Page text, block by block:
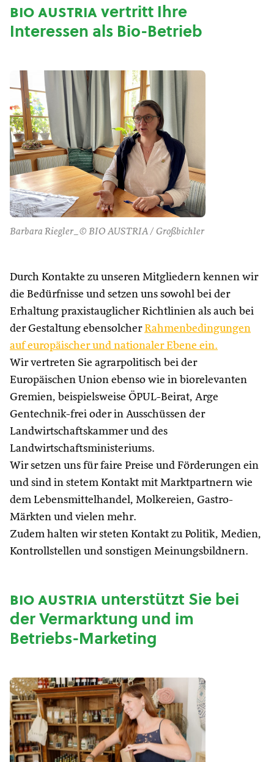
bio austriavertritt Ihre
Interessen als Bio-Betrieb
Barbara Riegler_© BIO AUSTRIA / Großbichler
Durch Kontakte zu unseren Mitgliedern kennen wir
die Bedürfnisse und setzen uns sowohl bei der
Erhaltung praxistauglicher Richtlinien als auch bei
der Gestaltung ebensolcher Rahmenbedingungen
auf europäischer und nationaler Ebene ein.
Wir vertreten Sie agrarpolitisch bei der
Europäischen Union ebenso wie in biorelevanten
Gremien, beispielsweise ÖPUL-Beirat, Arge
Gentechnik-frei oder in Ausschüssen der
Landwirtschaftskammer und des
Landwirtschaftsministeriums.
Wir setzen uns für faire Preise und Förderungen ein
und sind in stetem Kontakt mit Marktpartnern wie
dem Lebensmittelhandel, Molkereien, Gastro-
Märkten und vielen mehr.
Zudem halten wir steten Kontakt zu Politik, Medien,
Kontrollstellen und sonstigen Meinungsbildnern.
bio austriaunterstützt Sie bei
der Vermarktung und im
Betriebs-Marketing